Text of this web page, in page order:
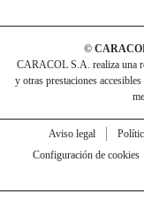
©
CARACOL S.A. realiza una
y otras prestaciones
Aviso legal
Configuración de cookies